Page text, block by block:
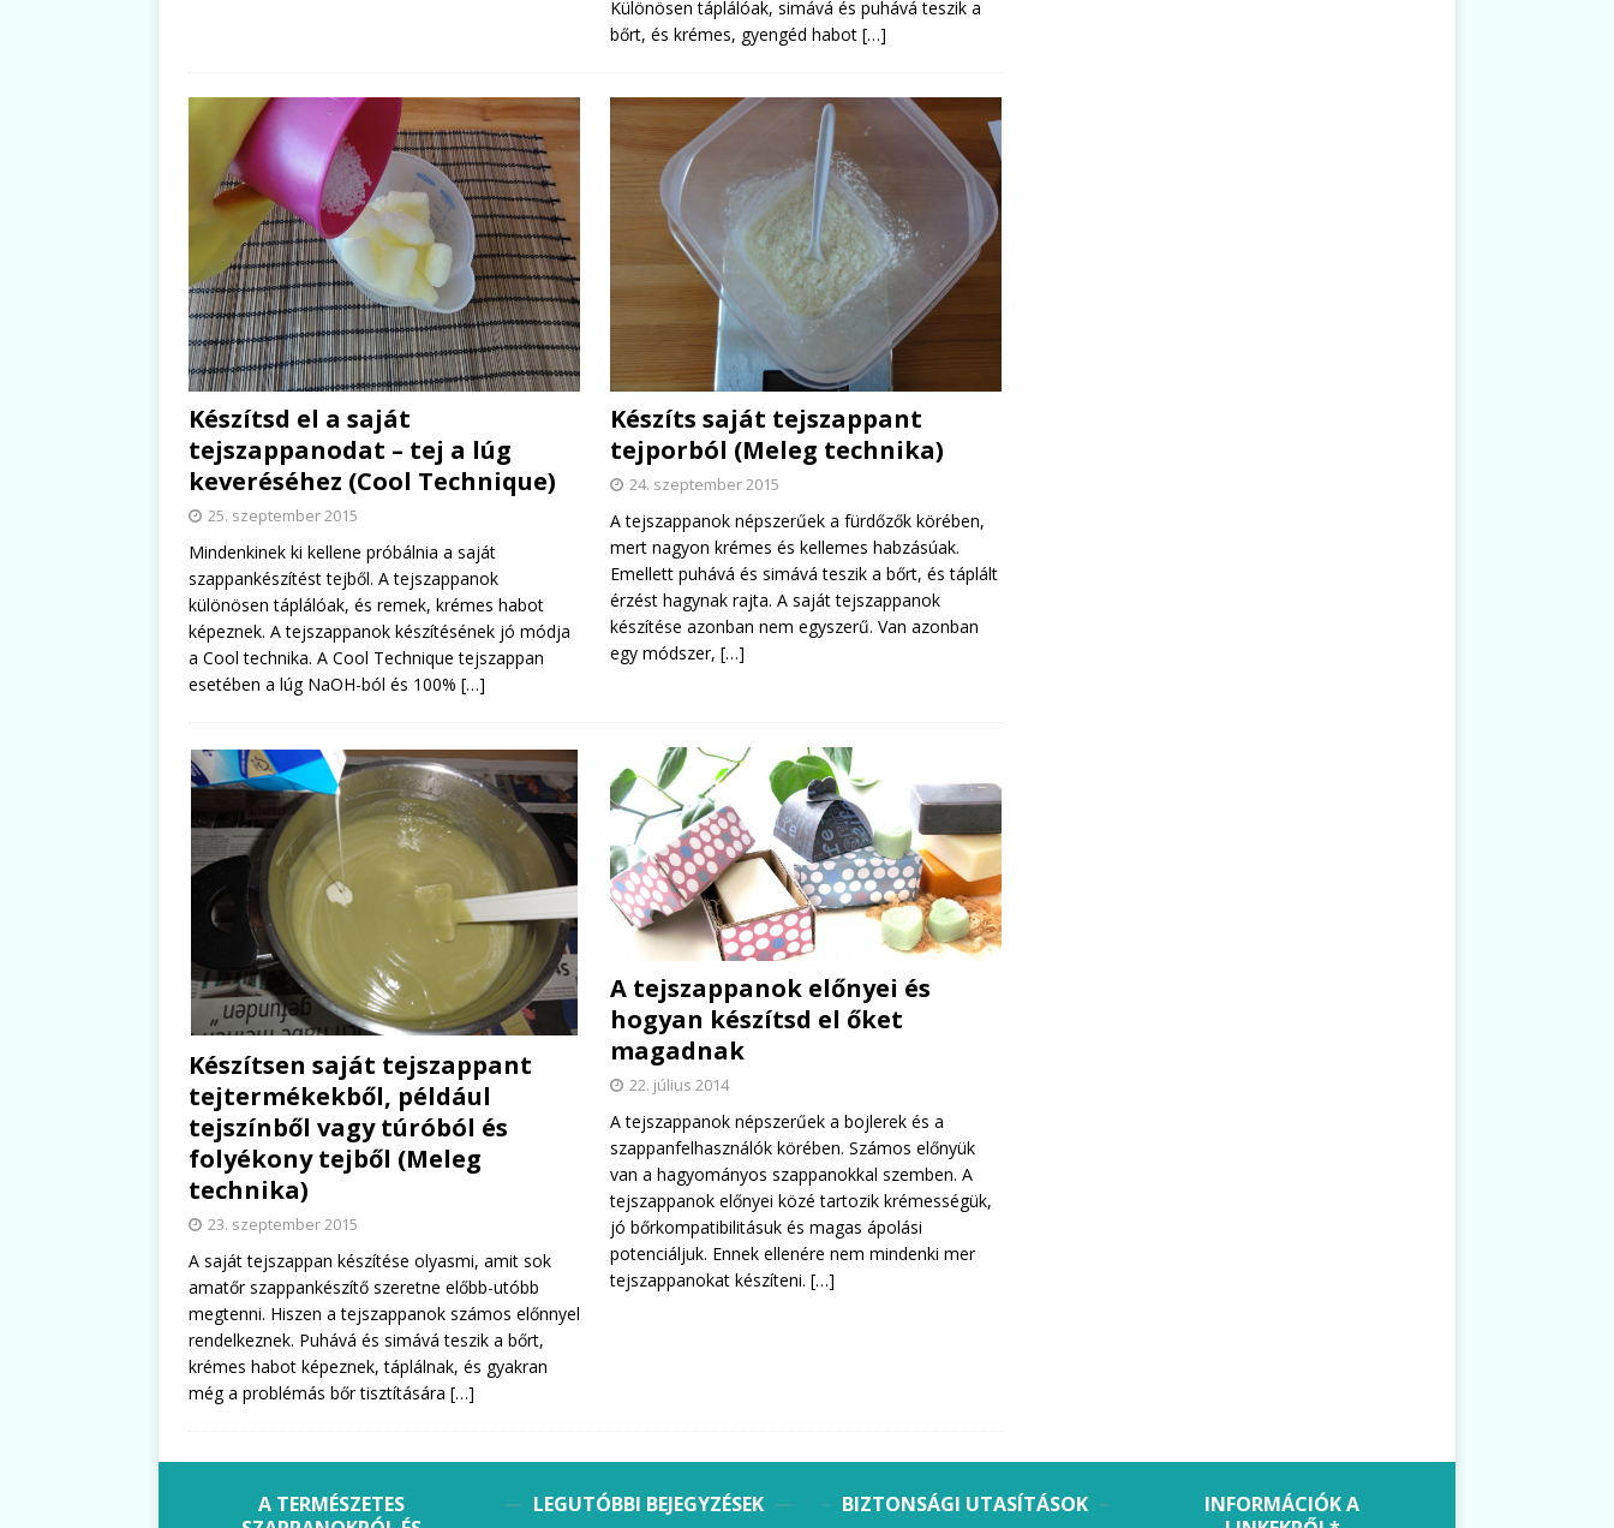
Különösen táplálóak, simává és puhává teszik a
bőrt, és krémes, gyengéd habot […]
Készítsd el a saját
tejszappanodat – tej a lúg
keveréséhez (Cool Technique)
25. szeptember 2015
Mindenkinek ki kellene próbálnia a saját
szappankészítést tejből. A tejszappanok
különösen táplálóak, és remek, krémes habot
képeznek. A tejszappanok készítésének jó módja
a Cool technika. A Cool Technique tejszappan
esetében a lúg NaOH-ból és 100% […]
Készíts saját tejszappant
tejporból (Meleg technika)
24. szeptember 2015
A tejszappanok népszerűek a fürdőzők körében,
mert nagyon krémes és kellemes habzásúak.
Emellett puhává és simává teszik a bőrt, és táplált
érzést hagynak rajta. A saját tejszappanok
készítése azonban nem egyszerű. Van azonban
egy módszer, […]
Készítsen saját tejszappant
tejtermékekből, például
tejszínből vagy túróból és
folyékony tejből (Meleg
technika)
23. szeptember 2015
A saját tejszappan készítése olyasmi, amit sok
amatőr szappankészítő szeretne előbb-utóbb
megtenni. Hiszen a tejszappanok számos előnnyel
rendelkeznek. Puhává és simává teszik a bőrt,
krémes habot képeznek, táplálnak, és gyakran
még a problémás bőr tisztítására […]
A tejszappanok előnyei és
hogyan készítsd el őket
magadnak
22. július 2014
A tejszappanok népszerűek a bojlerek és a
szappanfelhasználók körében. Számos előnyük
van a hagyományos szappanokkal szemben. A
tejszappanok előnyei közé tartozik krémességük,
jó bőrkompatibilitásuk és magas ápolási
potenciáljuk. Ennek ellenére nem mindenki mer
tejszappanokat készíteni. […]
A TERMÉSZETES
LEGUTÓBBI BEJEGYZÉSEK BIZTONSÁGI UTASÍTÁSOK
INFORMÁCIÓK A